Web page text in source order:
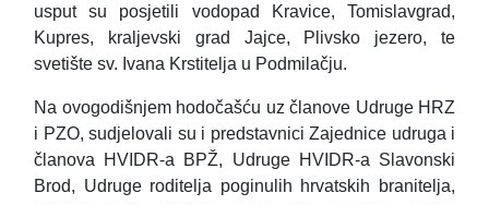
usput su posjetili vodopad Kravice, Tomislavgrad,
Kupres, kraljevski grad Jajce, Plivsko jezero, te
svetište sv. Ivana Krstitelja u Podmilačju.
Na ovogodišnjem hodočašću uz članove Udruge HRZ
i PZO, sudjelovali su i predstavnici Zajednice udruga i
članova HVIDR-a BPŽ, Udruge HVIDR-a Slavonski
Brod, Udruge roditelja poginulih hrvatskih branitelja,